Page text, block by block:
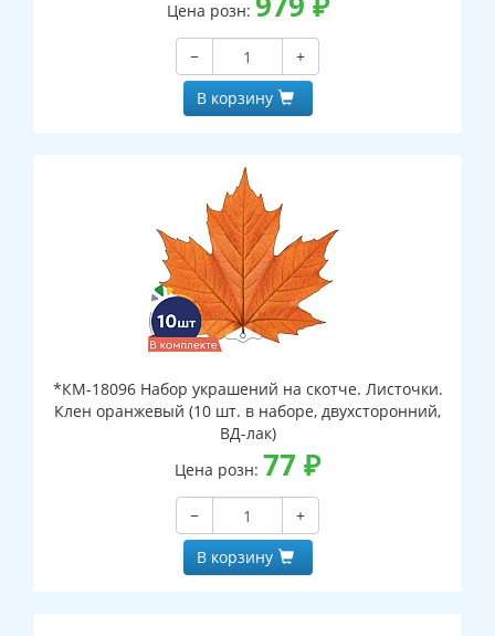
Цена розн:
−
+
В корзину
*КМ-18096 Набор украшений на скотче. Листочки.
Клен оранжевый (10 шт. в наборе, двухсторонний,
ВД-лак)
Цена розн: 77 ₽
−
+
В корзину